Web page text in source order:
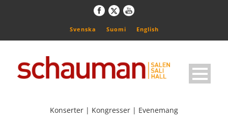
Svenska Suomi English
Konserter | Kongresser | Evenemang